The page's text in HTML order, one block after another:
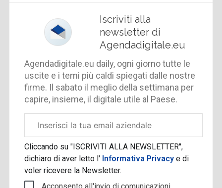
Iscriviti alla
newsletter di
Agendadigitale.eu
Agendadigitale.eu daily, ogni giorno tutte le
uscite e i temi più caldi spiegati dalle nostre
firme. Il sabato il meglio della settimana per
capire, insieme, il digitale utile al Paese.
aziendale
Cliccando su "ISCRIVITI ALLA NEWSLETTER",
dichiaro di aver letto l' Informativa Privacye di
voler ricevere la Newsletter.